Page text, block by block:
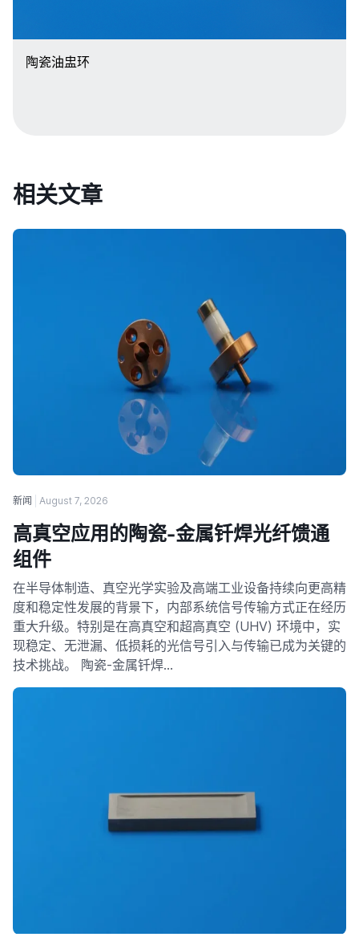
陶瓷油盅环
相关文章
新闻 August 7, 2026
高真空应用的陶瓷-金属钎焊光纤馈通
组件
在半导体制造、真空光学实验及高端工业设备持续向更高精
度和稳定性发展的背景下，内部系统信号传输方式正在经历
重大升级。特别是在高真空和超高真空 (UHV) 环境中，实
现稳定、无泄漏、低损耗的光信号引入与传输已成为关键的
技术挑战。 陶瓷-金属钎焊…